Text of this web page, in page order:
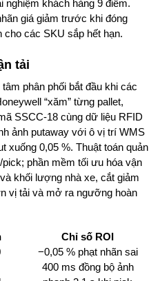
nghiệm khách hàng 9 điểm.
giá giảm trước khi đóng
các SKU sắp hết hạn.
tải
phân phối bắt đầu khi các
“xăm” từng pallet,
SSCC-18 cùng dữ liệu RFID
ảnh putaway với ô vị trí WMS
xuống 0,05 %. Thuật toán quản
phần mềm tối ưu hóa vận
khối lượng nhà xe, cắt giảm
vị tải và mở ra ngưỡng hoàn
Chỉ số ROI
−0,05 % phạt nhãn sai
400 ms đồng bộ ảnh